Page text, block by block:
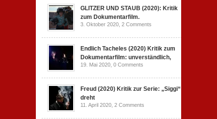
GLITZER UND STAUB (2020): Kritik
zum Dokumentarfilm.
3. Oktober 2020, 2 Comments
Endlich Tacheles (2020) Kritik zum
Dokumentarfilm: unverständlich,
19. Mai 2020, 0 Comments
Freud (2020) Kritik zur Serie: „Siggi“
dreht
11. April 2020, 2 Comments